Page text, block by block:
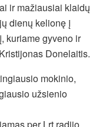
ir mažiausiai klaidų
dienų kelionę į
kuriame gyveno ir
Donelaitis.
mokinio,
užsienio